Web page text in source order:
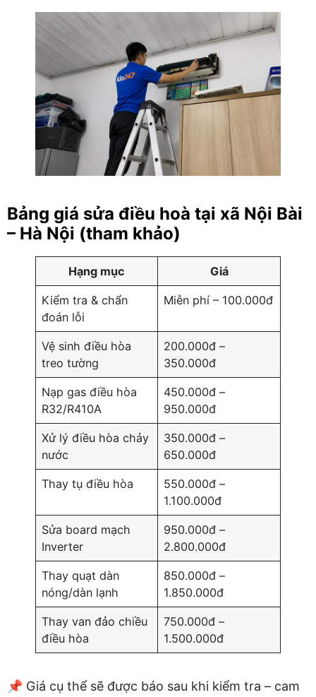
Bảng giá sửa điều hoà tại xã Nội Bài
– Hà Nội (tham khảo)
Hạng mục Giá
Kiểm tra & chẩn
đoán lỗi
Miễn phí – 100.000đ
Vệ sinh điều hòa
treo tường
200.000đ –
350.000đ
Nạp gas điều hòa
R32/R410A
450.000đ –
950.000đ
Xử lý điều hòa chảy
nước
350.000đ –
650.000đ
Thay tụ điều hòa
550.000đ –
1.100.000đ
Sửa board mạch
Inverter
950.000đ –
2.800.000đ
Thay quạt dàn
nóng/dàn lạnh
850.000đ –
1.850.000đ
Thay van đảo chiều
điều hòa
750.000đ –
1.500.000đ
📌 Giá cụ thể sẽ được báo sau khi kiểm tra – cam